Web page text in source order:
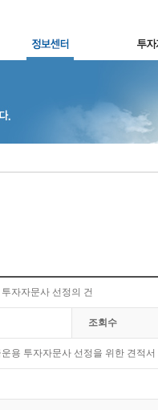
자자문사 선정의 건
조회수
용 투자자문사 선정을 위한 견적서